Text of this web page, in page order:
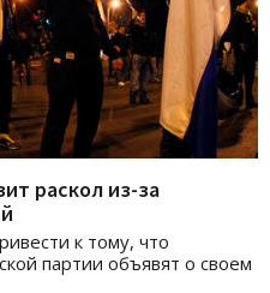
раскол из-за
к тому, что
партии объявят о своем